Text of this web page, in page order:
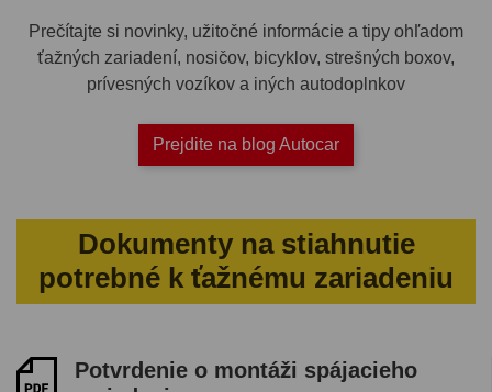
Prečítajte si novinky, užitočné informácie a tipy ohľadom
ťažných zariadení, nosičov, bicyklov, strešných boxov,
prívesných vozíkov a iných autodoplnkov
Prejdite na blog Autocar
Dokumenty na stiahnutie
potrebné k ťažnému zariadeniu
Potvrdenie o montáži spájacieho